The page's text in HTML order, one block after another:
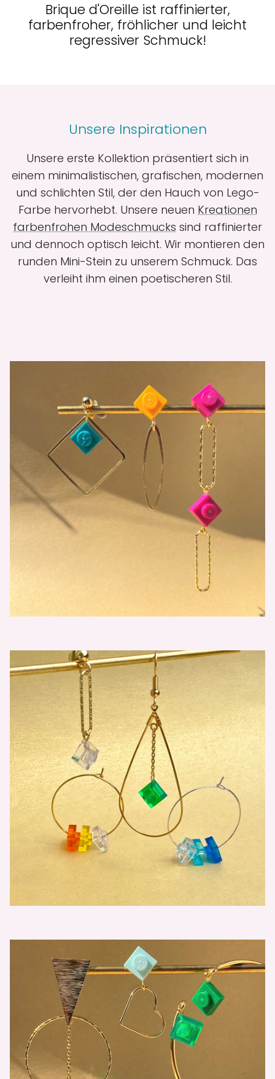
Brique d'Oreille ist raffinierter,
farbenfroher, fröhlicher und leicht
regressiver Schmuck!
Unsere Inspirationen
Unsere erste Kollektion präsentiert sich in
einem minimalistischen, grafischen, modernen
und schlichten Stil, der den Hauch von Lego-
Farbe hervorhebt. Unsere neuen Kreationen
farbenfrohen Modeschmucks sind raffinierter
und dennoch optisch leicht. Wir montieren den
runden Mini-Stein zu unserem Schmuck. Das
verleiht ihm einen poetischeren Stil.